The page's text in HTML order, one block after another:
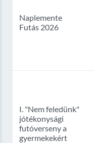
Naplemente
Futás 2026
I. "Nem feledünk"
jótékonysági
futóverseny a
gyermekekért